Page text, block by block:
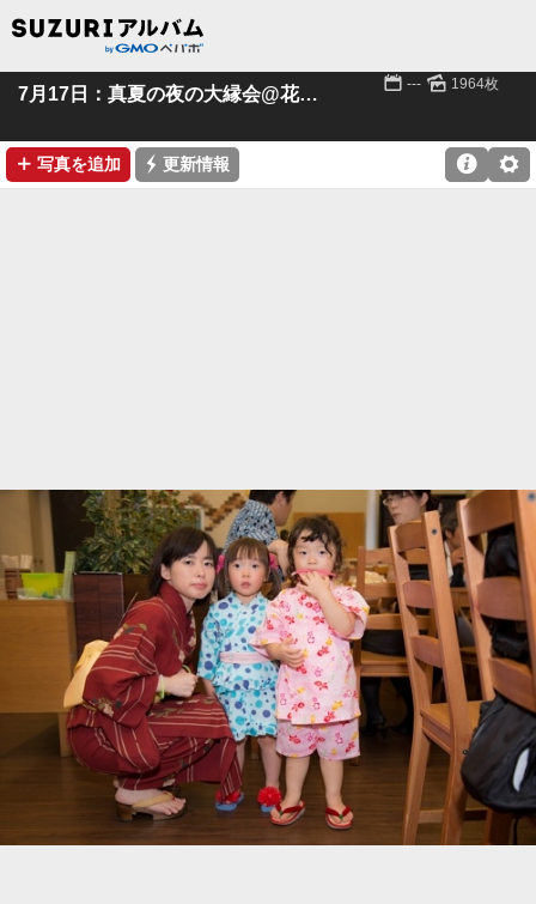
7月17日：真夏の夜の大縁会@花やしき 📅 --- 🌄 1964枚
➕ 写真を追加 ⚡ 更新情報 ⚙
